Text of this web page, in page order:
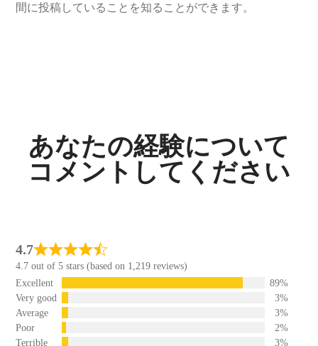
間に投稿していることを知ることができます。
あなたの経験について
コメントしてください
4.7
4.7 out of 5 stars (based on 1,219 reviews)
Excellent
89%
Very good
3%
Average
3%
Poor
2%
Terrible
3%